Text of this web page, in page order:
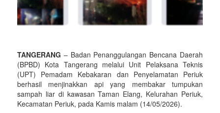
TANGERANG – Badan Penanggulangan Bencana Daerah
(BPBD) Kota Tangerang melalui Unit Pelaksana Teknis
(UPT) Pemadam Kebakaran dan Penyelamatan Periuk
berhasil menjinakkan api yang membakar tumpukan
sampah liar di kawasan Taman Elang, Kelurahan Periuk,
Kecamatan Periuk, pada Kamis malam (14/05/2026).